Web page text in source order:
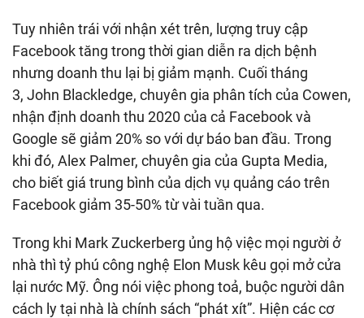
Tuy nhiên trái với nhận xét trên, lượng truy cập
Facebook tăng trong thời gian diễn ra dịch bệnh
nhưng doanh thu lại bị giảm mạnh. Cuối tháng
3, John Blackledge, chuyên gia phân tích của Cowen,
nhận định doanh thu 2020 của cả Facebook và
Google sẽ giảm 20% so với dự báo ban đầu. Trong
khi đó, Alex Palmer, chuyên gia của Gupta Media,
cho biết giá trung bình của dịch vụ quảng cáo trên
Facebook giảm 35-50% từ vài tuần qua.
Trong khi Mark Zuckerberg ủng hộ việc mọi người ở
nhà thì tỷ phú công nghệ Elon Musk kêu gọi mở cửa
lại nước Mỹ. Ông nói việc phong toả, buộc người dân
cách ly tại nhà là chính sách “phát xít”. Hiện các cơ